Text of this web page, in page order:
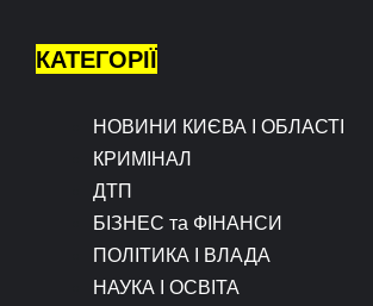
КАТЕГОРІЇ
НОВИНИ КИЄВА І ОБЛАСТІ
КРИМІНАЛ
ДТП
БІЗНЕС та ФІНАНСИ
ПОЛІТИКА І ВЛАДА
НАУКА І ОСВІТА